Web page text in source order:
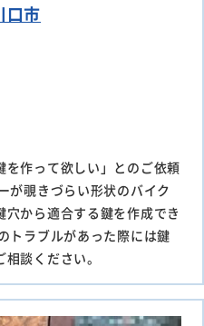
市
作って欲しい」とのご依頼
が覗きづらい形状のバイク
から適合する鍵を作成でき
トラブルがあった際には鍵
談ください。